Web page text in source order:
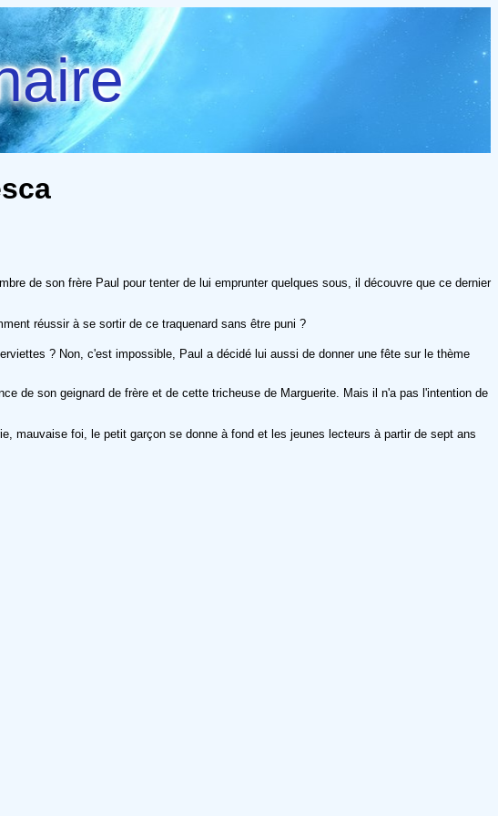
de son frère Paul pour tenter de lui emprunter quelques sous, il découvre que ce dernier
réussir à se sortir de ce traquenard sans être puni ?
? Non, c'est impossible, Paul a décidé lui aussi de donner une fête sur le thème
de son geignard de frère et de cette tricheuse de Marguerite. Mais il n'a pas l'intention de
mauvaise foi, le petit garçon se donne à fond et les jeunes lecteurs à partir de sept ans